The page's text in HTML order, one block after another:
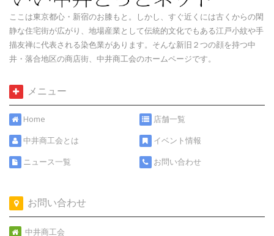
ここは東京都心・新宿のお膝もと。しかし、すぐ近くには古くからの閑
静な住宅街が広がり、地場産業として伝統的文化でもある江戸小紋や手
描友禅に代表される染色業があります。そんな新旧２つの顔を持つ中
井・落合地区の商店街、中井商工会のホームページです。
メニュー
Home
中井商工会とは
ニュース一覧
店舗一覧
イベント情報
お問い合わせ
お問い合わせ
中井商工会